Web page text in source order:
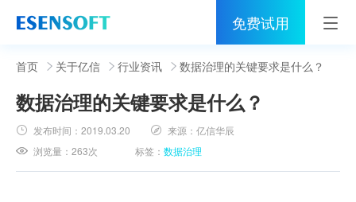
免费试用
首页
睿治
解决方案
伙伴
首页 关于亿信 行业资讯 数据治理的关键要求是什么？
数据治理的关键要求是什么？
发布时间：2019.03.20 来源：亿信华辰
浏览量：263次 标签：数据治理